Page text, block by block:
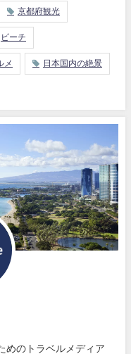
京都府観光
ビーチ
メ 日本国内の絶景
めのトラベルメディア